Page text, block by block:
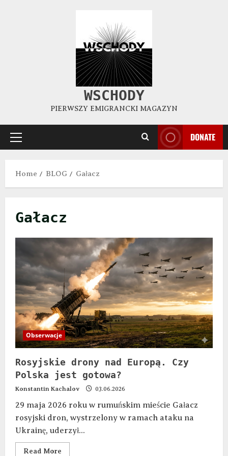
WSCHODY
PIERWSZY EMIGRANCKI MAGAZYN
DONATE
Home BLOG Gałacz
Gałacz
Obserwacje
Rosyjskie drony nad Europą. Czy
Polska jest gotowa?
Konstantin Kachalov 03.06.2026
29 maja 2026 roku w rumuńskim mieście Gałacz
rosyjski dron, wystrzelony w ramach ataku na
Ukrainę, uderzył...
Read More